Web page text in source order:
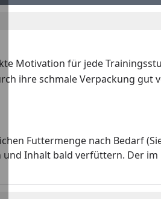
Motivation für jede
ihre schmale Verpackung
Futtermenge nach Bedarf
Inhalt bald verfüttern. Der